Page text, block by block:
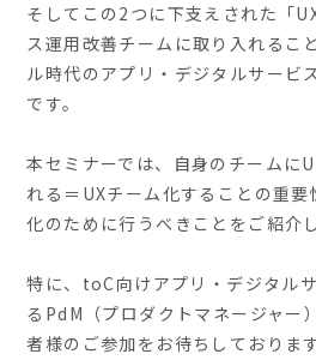
そしてこの2つに下支えされた「
ス運用改善チームに取り入れるこ
ル時代のアプリ・デジタルサービ
です。
本セミナーでは、自身のチームに
れる＝UXチーム化することの重要
化のために行うべきことをご紹介し
特に、toC向けアプリ・デジタル
るPdM（プロダクトマネージャー
者様のご参加をお待ちしております